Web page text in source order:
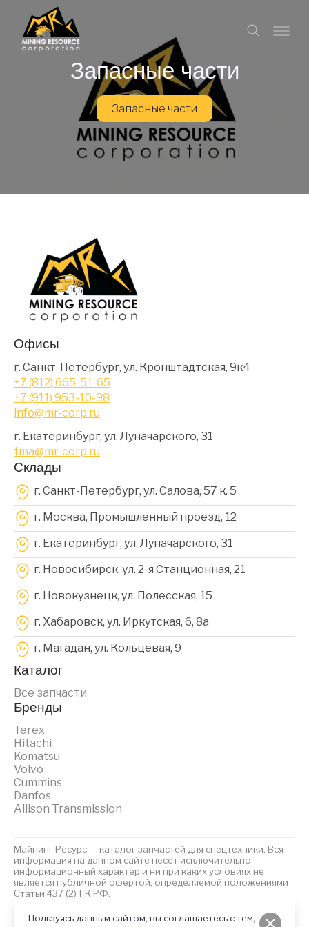
Пользуясь данным сайтом, вы соглашаетесь с тем,
Запасные части
Запасные части
Офисы
г. Санкт-Петербург, ул. Кронштадтская, 9к4
+7 (812) 665-51-65
+7 (911) 953-10-98
info@mr-corp.ru
г. Екатеринбург, ул. Луначарского, 31
tma@mr-corp.ru
Склады
г. Санкт-Петербург, ул. Салова, 57 к. 5
г. Москва, Промышленный проезд, 12
г. Екатеринбург, ул. Луначарского, 31
г. Новосибирск, ул. 2-я Станционная, 21
г. Новокузнецк, ул. Полесская, 15
г. Хабаровск, ул. Иркутская, 6, 8a
г. Магадан, ул. Кольцевая, 9
Каталог
Все запчасти
Бренды
Terex
Hitachi
Komatsu
Volvo
Cummins
Danfos
Allison Transmission
Майнинг Ресурс — каталог запчастей для спецтехники. Вся
информация на данном сайте несёт исключительно
информационный характер и ни при каких условиях не
является публичной офертой, определяемой положениями
Статьи 437 (2) ГК РФ.
Политика обработки персональных данныхФайлы Cookies